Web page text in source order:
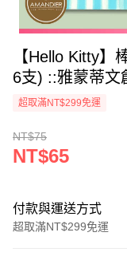
【Hello Kitty
6支) ::雅蒙蒂文
超取滿NT$299免運
NT$75
NT$65
付款與運送方式
超取滿NT$299免運